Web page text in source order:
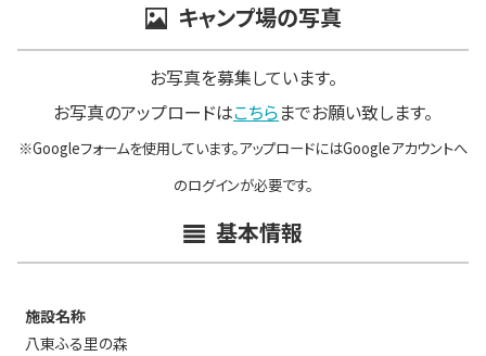
キャンプ場の写真
お写真を募集しています。
お写真のアップロードはこちらまでお願い致します。
※Googleフォームを使用しています。アップロードにはGoogleアカウントへ
のログインが必要です。
基本情報
施設名称
八東ふる里の森